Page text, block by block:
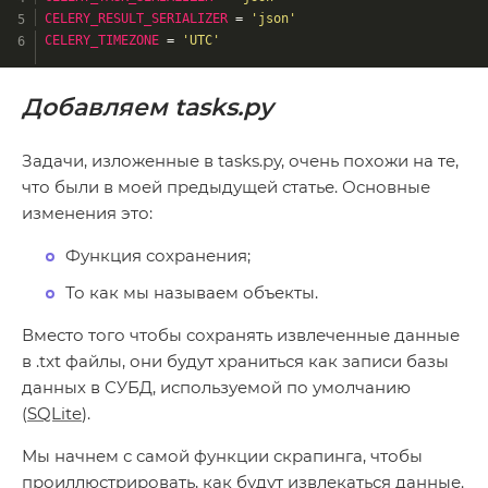
CELERY_RESULT_SERIALIZER =
'json'
CELERY_TIMEZONE = 'UTC'
Добавляем tasks.py
Задачи, изложенные в tasks.py, очень похожи на те,
что были в моей предыдущей статье. Основные
изменения это:
Функция сохранения;
То как мы называем объекты.
Вместо того чтобы сохранять извлеченные данные
в .txt файлы, они будут храниться как записи базы
данных в СУБД, используемой по умолчанию
(SQLite).
Мы начнем с самой функции скрапинга, чтобы
проиллюстрировать, как будут извлекаться данные.